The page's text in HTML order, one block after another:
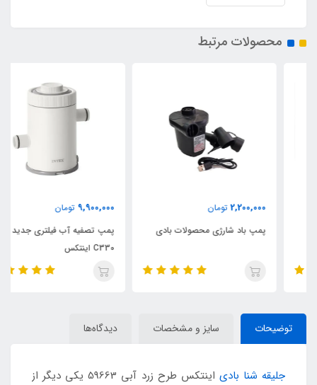
محصولات مرتبط
2,200,000 تومان
پمپ باد شارژی محصولات بادی
9,900,000 تومان
پمپ تصفیه آب فیلتری جدید مدل
توضیحات سایز و مشخصات دیدگاه‌ها
جلیقه شنا بادی
اینتکس طرح زرد آبی 59663 یکی دیگر از